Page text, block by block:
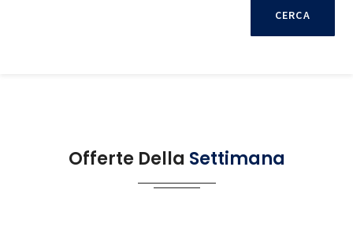
Offerte Della Settimana